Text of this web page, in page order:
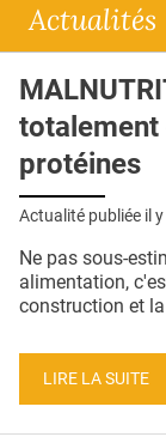
DOSSIERS
RÉSEAUX
E-REVUE SAD
L'APP
PUBLICITÉ
CONTACT
Actualités
totalement
protéines
Actualité publiée il y
Ne pas sous-
alimentation,
construction et
LIRE LA SUITE